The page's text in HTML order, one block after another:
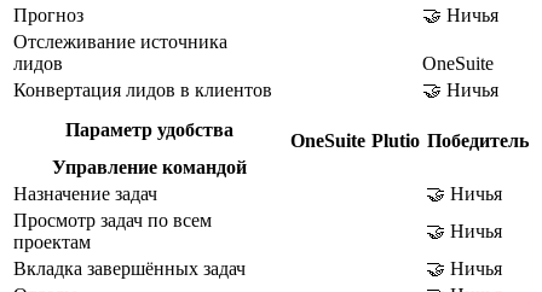
Прогноз
🤝 Ничья
Отслеживание источника
лидов
OneSuite
Конвертация лидов в клиентов
🤝 Ничья
Параметр удобства
OneSuite Plutio Победитель
Управление командой
Назначение задач
🤝 Ничья
Просмотр задач по всем
проектам
🤝 Ничья
Вкладка завершённых задач
🤝 Ничья